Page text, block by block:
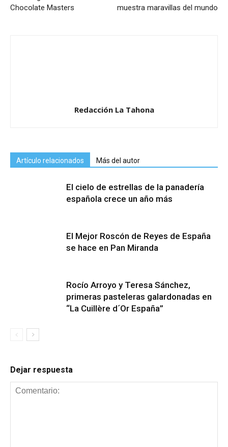
Chocolate Masters
muestra maravillas del mundo
Redacción La Tahona
Artículo relacionados Más del autor
El cielo de estrellas de la panadería
española crece un año más
El Mejor Roscón de Reyes de España
se hace en Pan Miranda
Rocío Arroyo y Teresa Sánchez,
primeras pasteleras galardonadas en
“La Cuillère d´Or España”
Dejar respuesta